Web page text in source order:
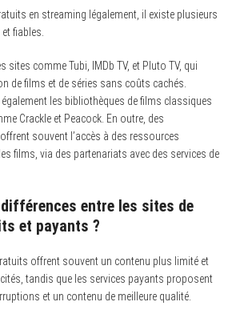
en streaming légalement, il existe plusieurs
fiables.
sites comme Tubi, IMDb TV, et Pluto TV, qui
de films et de séries sans coûts cachés.
les bibliothèques de films classiques
Crackle et Peacock. En outre, des
souvent l’accès à des ressources
films, via des partenariats avec des services de
entre les sites de
et payants ?
offrent souvent un contenu plus limité et
tandis que les services payants proposent
et un contenu de meilleure qualité.